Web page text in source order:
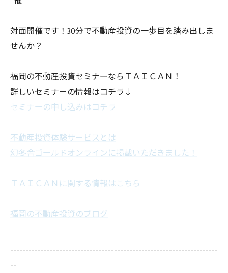
対面開催です！30分で不動産投資の一歩目を踏み出しま
せんか？
福岡の不動産投資セミナーならＴＡＩＣＡＮ！
詳しいセミナーの情報はコチラ↓
セミナーの申し込みはコチラ
不動産投資体験サービスとは
幻冬舎ゴールドオンラインに掲載いただきました！
ＴＡＩＣＡＮに関する情報はこちら
福岡の不動産投資のブログ
--------------------------------------------------------------------
--